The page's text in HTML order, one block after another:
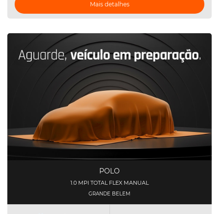
Mais detalhes
POLO
1.0 MPI TOTAL FLEX MANUAL
GRANDE BELEM